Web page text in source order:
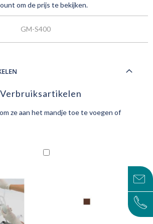
om de prijs te bekijken.
GM-S400
Verbruiksartikelen
ze aan het mandje toe te voegen of